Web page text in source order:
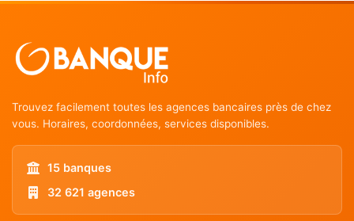
Trouvez facilement toutes les agences bancaires près de chez
vous. Horaires, coordonnées, services disponibles.
15 banques
32 621 agences